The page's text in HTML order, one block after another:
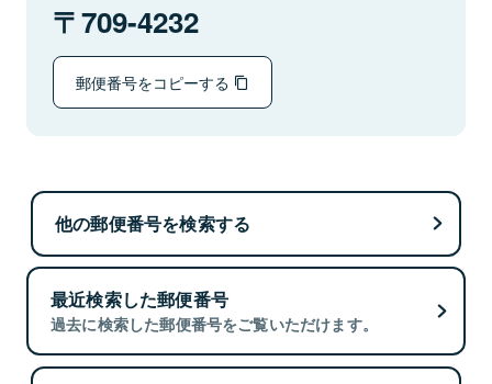
709-4232
郵便番号をコピーする
他の郵便番号を検索する
最近検索した郵便番号
過去に検索した郵便番号をご覧いただけます。